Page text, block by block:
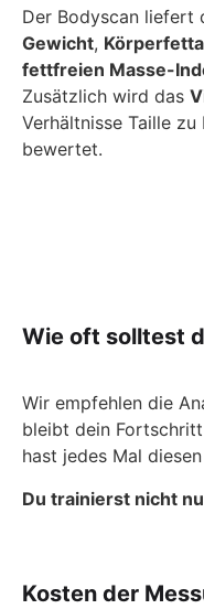
Der Bodyscan liefert
Gewicht,
fettfreien Masse-
Zusätzlich wird das
Verhältnisse Taille
bewertet.
Wie oft solltest
Wir empfehlen die
bleibt dein
hast jedes Mal
Du trainierst nicht
Kosten der